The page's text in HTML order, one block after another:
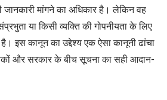
मांगने का अधिकार है। लेकिन वह
या किसी व्यक्ति की गोपनीयता के लिए
इस कानून का उद्देश्य एक ऐसा कानूनी ढांचा
और सरकार के बीच सूचना का सही आदान-